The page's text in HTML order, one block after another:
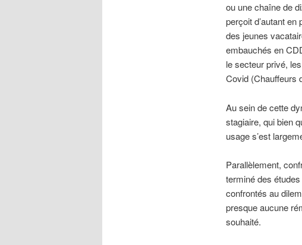
ou une chaîne de
perçoit d’autant en
des jeunes
embauchés en
le secteur privé,
Covid (Chauffeurs
Au sein de cette
stagiaire, qui bien
usage s’est
Parallèlement,
terminé des
confrontés au
presque aucune
souhaité.